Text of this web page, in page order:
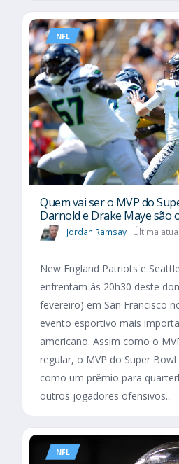
NFL
Quem vai ser o MVP do
Darnold e Drake Maye são
Jordan Ramsay Última
New England Patriots e
enfrentam às 20h30 deste
fevereiro) em San Francisco
evento esportivo mais
americano. Assim como o
regular, o MVP do Super
como um prêmio para
outros jogadores ofensivos...
NFL